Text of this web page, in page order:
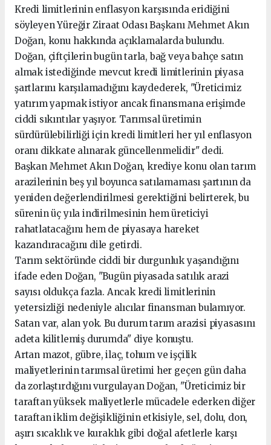
Kredi limitlerinin enflasyon karşısında eridiğini
söyleyen Yüreğir Ziraat Odası Başkanı Mehmet Akın
Doğan, konu hakkında açıklamalarda bulundu.
Doğan, çiftçilerin bugün tarla, bağ veya bahçe satın
almak istediğinde mevcut kredi limitlerinin piyasa
şartlarını karşılamadığını kaydederek, "Üreticimiz
yatırım yapmak istiyor ancak finansmana erişimde
ciddi sıkıntılar yaşıyor. Tarımsal üretimin
sürdürülebilirliği için kredi limitleri her yıl enflasyon
oranı dikkate alınarak güncellenmelidir" dedi.
Başkan Mehmet Akın Doğan, krediye konu olan tarım
arazilerinin beş yıl boyunca satılamaması şartının da
yeniden değerlendirilmesi gerektiğini belirterek, bu
sürenin üç yıla indirilmesinin hem üreticiyi
rahatlatacağını hem de piyasaya hareket
kazandıracağını dile getirdi.
Tarım sektöründe ciddi bir durgunluk yaşandığını
ifade eden Doğan, "Bugün piyasada satılık arazi
sayısı oldukça fazla. Ancak kredi limitlerinin
yetersizliği nedeniyle alıcılar finansman bulamıyor.
Satan var, alan yok. Bu durum tarım arazisi piyasasını
adeta kilitlemiş durumda" diye konuştu.
Artan mazot, gübre, ilaç, tohum ve işçilik
maliyetlerinin tarımsal üretimi her geçen gün daha
da zorlaştırdığını vurgulayan Doğan, "Üreticimiz bir
taraftan yüksek maliyetlerle mücadele ederken diğer
taraftan iklim değişikliğinin etkisiyle, sel, dolu, don,
aşırı sıcaklık ve kuraklık gibi doğal afetlerle karşı